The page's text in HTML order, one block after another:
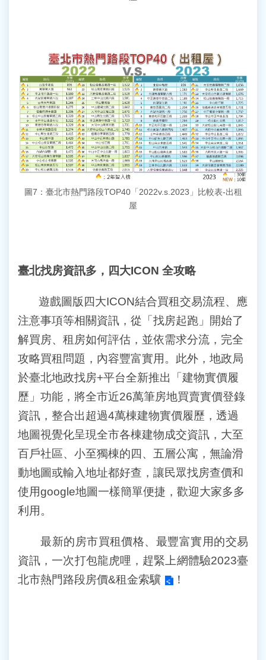
圖7：臺北市熱門路段TOP40「2022v.s.2023」比較表-出租
屋
臺北找房資訊多，四大ICON 全攻略
遊戲圖版四大ICON結合買租交易流程、應
注意事項等相關資訊，從「找房起跑」開始了
解買房、租房如何評估，並依需求分流，完全
攻略買租問題，內容豐富實用。此外，地政局
於臺北地政找房+平台全新推出「建物實價履
歷」功能，將全市近26萬筆房地買賣實價登錄
資訊，整合出超過4萬棟建物實價履歷，透過
地圖視覺化呈現全市各棟建物成交資訊，大至
百戶社區、小至獨棟的四、五層公寓，無論滑
動地圖或輸入地址都好查，讓民眾找房查價和
使用google地圖一樣簡單便捷，歡迎大家多多
利用。
最新的房市買租價格、最豐富實用的交易
資訊，一次打包龍虎哩，趕緊上網體驗2023臺
北市熱門路段房價&租金索驥
！